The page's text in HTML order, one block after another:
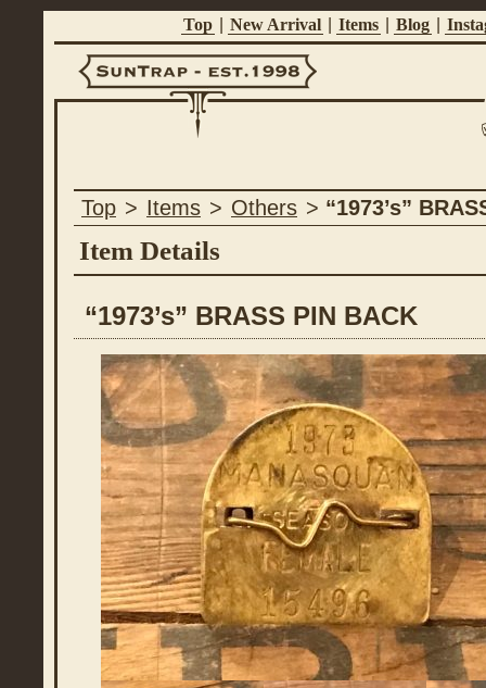
Top New Arrival Items Blog
Est.1998
Top > Items > Others > “1973’s”
Item Details
“1973’s” BRASS PIN BACK